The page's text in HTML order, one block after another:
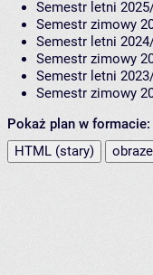
Semestr letni
Semestr zimowy
Semestr letni
Semestr zimowy
Semestr letni
Semestr zimowy
Pokaż plan w formacie:
HTML (stary)